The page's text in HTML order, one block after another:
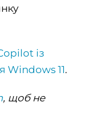
із
Windows 11.
, щоб не